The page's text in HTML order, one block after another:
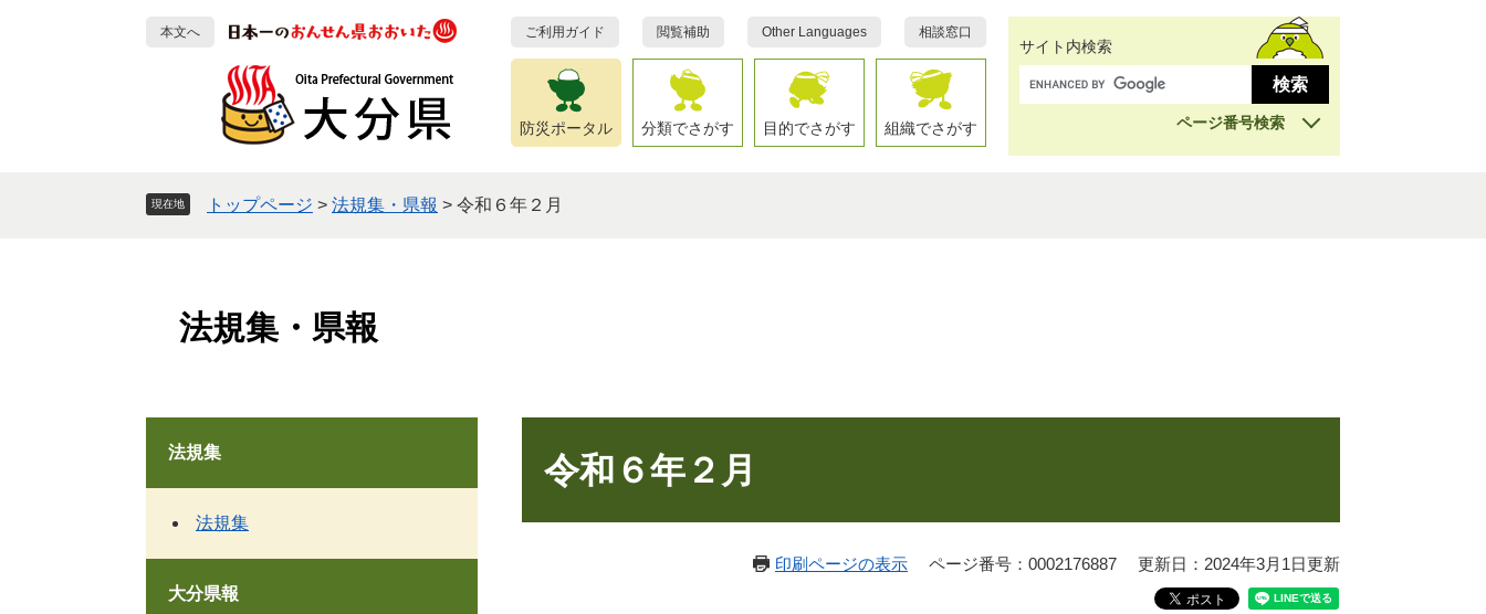
本文へ ご利用ガイド 閲覧補助 Other Languages 相談窓口
防災ポータル 分類でさがす 目的でさがす 組織でさがす
サイト内検索
ページ番号検索
現在地 トップページ > 法規集・県報 > 令和６年２月
法規集・県報
令和６年２月
印刷ページの表示 ページ番号：0002176887 更新日：2024年3月1日更新
法規集
法規集
大分県報